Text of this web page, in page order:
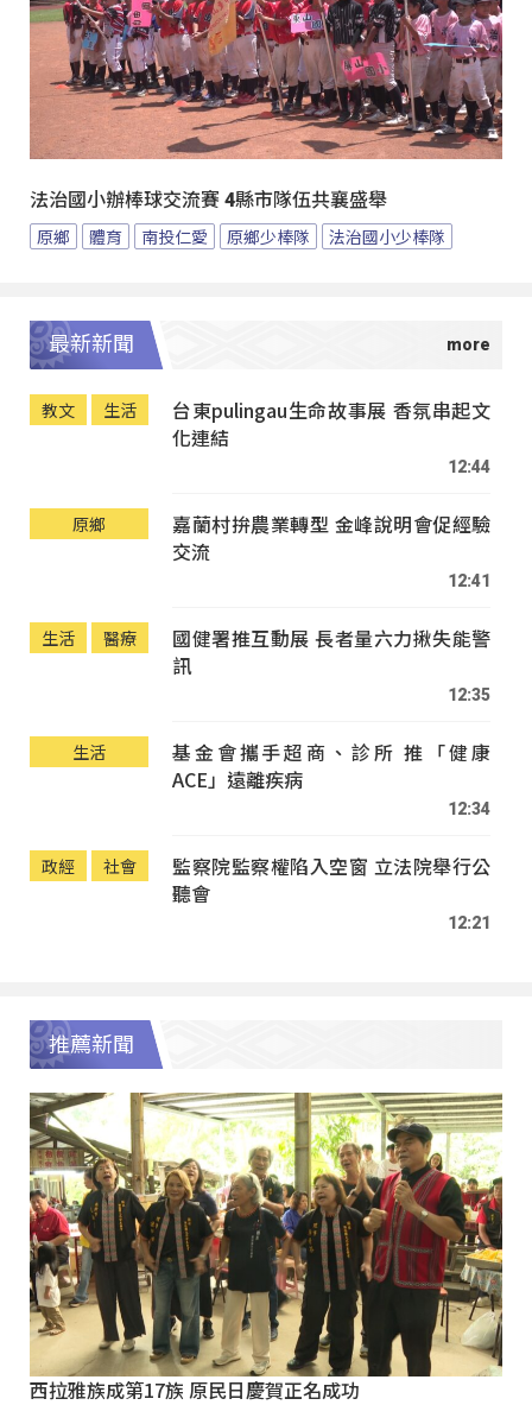
法治國小辦棒球交流賽 4縣市隊伍共襄盛舉
原鄉 體育 南投仁愛 原鄉少棒隊 法治國小少棒隊
最新新聞
教文 生活
台東pulingau生命故事展 香氛串起文
化連結
12:44
原鄉
嘉蘭村拚農業轉型 金峰說明會促經驗
交流
12:41
生活 醫療
國健署推互動展 長者量六力揪失能警
訊
12:35
生活
基金會攜手超商、診所 推「健康
ACE」遠離疾病
12:34
政經 社會
監察院監察權陷入空窗 立法院舉行公
聽會
12:21
推薦新聞
西拉雅族成第17族 原民日慶賀正名成功